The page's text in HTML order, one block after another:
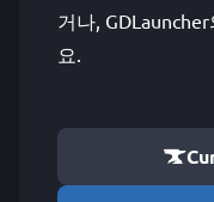
거나, GDLauncher
요.